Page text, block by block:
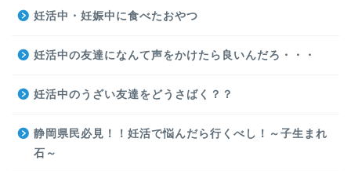
妊活中・妊娠中に食べたおやつ
妊活中の友達になんて声をかけたら良いんだろ・・・
妊活中のうざい友達をどうさばく？？
静岡県民必見！！妊活で悩んだら行くべし！～子生まれ
石～